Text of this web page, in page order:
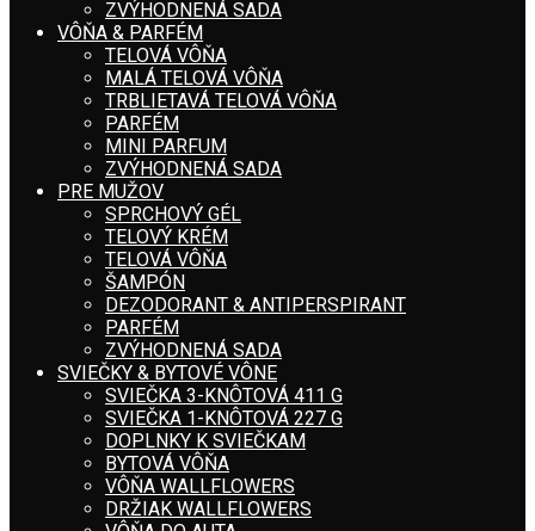
ZVÝHODNENÁ SADA
VÔŇA & PARFÉM
TELOVÁ VÔŇA
MALÁ TELOVÁ VÔŇA
TRBLIETAVÁ TELOVÁ VÔŇA
PARFÉM
MINI PARFUM
ZVÝHODNENÁ SADA
PRE MUŽOV
SPRCHOVÝ GÉL
TELOVÝ KRÉM
TELOVÁ VÔŇA
ŠAMPÓN
DEZODORANT & ANTIPERSPIRANT
PARFÉM
ZVÝHODNENÁ SADA
SVIEČKY & BYTOVÉ VÔNE
SVIEČKA 3-KNÔTOVÁ 411 G
SVIEČKA 1-KNÔTOVÁ 227 G
DOPLNKY K SVIEČKAM
BYTOVÁ VÔŇA
VÔŇA WALLFLOWERS
DRŽIAK WALLFLOWERS